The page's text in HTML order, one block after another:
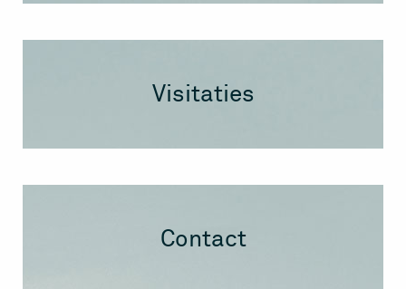
Visitaties
Contact